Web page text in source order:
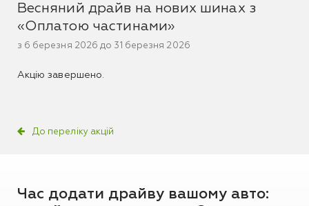
До переліку акцій
Весняний драйв на нових шинах з
«Оплатою частинами»
з 6 березня 2026 до 31 березня 2026
Акцію завершено.
Час додати драйву вашому авто: